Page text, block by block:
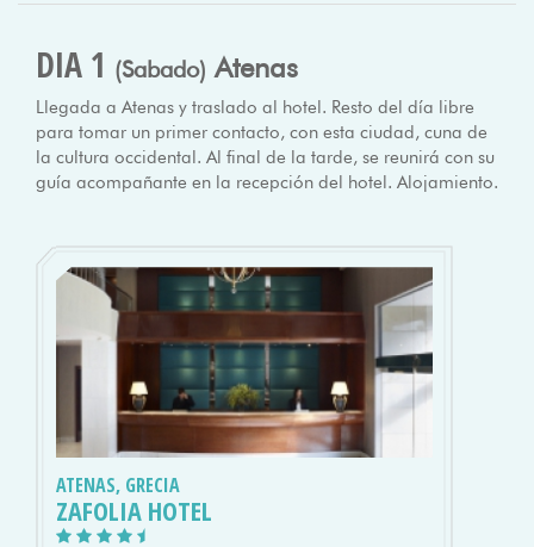
DIA 1 (Sabado) Atenas
Llegada a Atenas y traslado al hotel. Resto del día libre
para tomar un primer contacto, con esta ciudad, cuna de
la cultura occidental. Al final de la tarde, se reunirá con su
guía acompañante en la recepción del hotel. Alojamiento.
ATENAS, GRECIA
ZAFOLIA HOTEL